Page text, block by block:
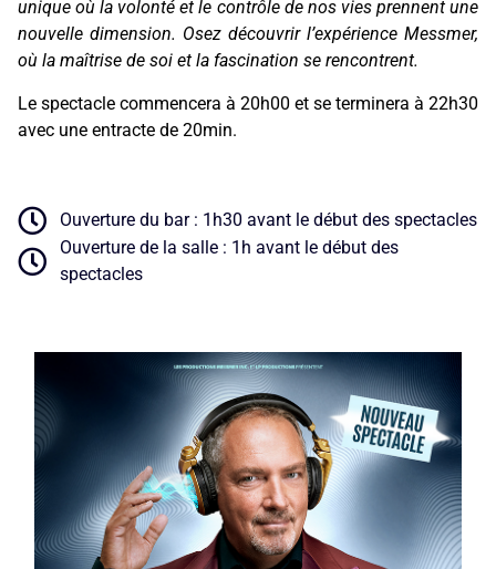
unique où la volonté et le contrôle de nos vies prennent une
nouvelle dimension. Osez découvrir l’expérience Messmer,
où la maîtrise de soi et la fascination se rencontrent.
Le spectacle commencera à 20h00 et se terminera à 22h30
avec une entracte de 20min.
Ouverture du bar : 1h30 avant le début des spectacles
Ouverture de la salle : 1h avant le début des
spectacles